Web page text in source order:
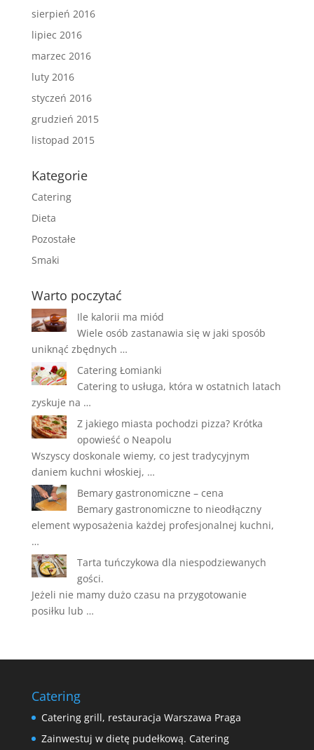
sierpień 2016
lipiec 2016
marzec 2016
luty 2016
styczeń 2016
grudzień 2015
listopad 2015
Kategorie
Catering
Dieta
Pozostałe
Smaki
Warto poczytać
Ile kalorii ma miód
Wiele osób zastanawia się w jaki sposób
uniknąć zbędnych …
Catering Łomianki
Catering to usługa, która w ostatnich latach
zyskuje na …
Z jakiego miasta pochodzi pizza? Krótka
opowieść o Neapolu
Wszyscy doskonale wiemy, co jest tradycyjnym
daniem kuchni włoskiej, …
Bemary gastronomiczne – cena
Bemary gastronomiczne to nieodłączny
element wyposażenia każdej profesjonalnej kuchni,
…
Tarta tuńczykowa dla niespodziewanych
gości.
Jeżeli nie mamy dużo czasu na przygotowanie
posiłku lub …
Catering
Catering grill, restauracja Warszawa Praga
Zainwestuj w dietę pudełkową. Catering